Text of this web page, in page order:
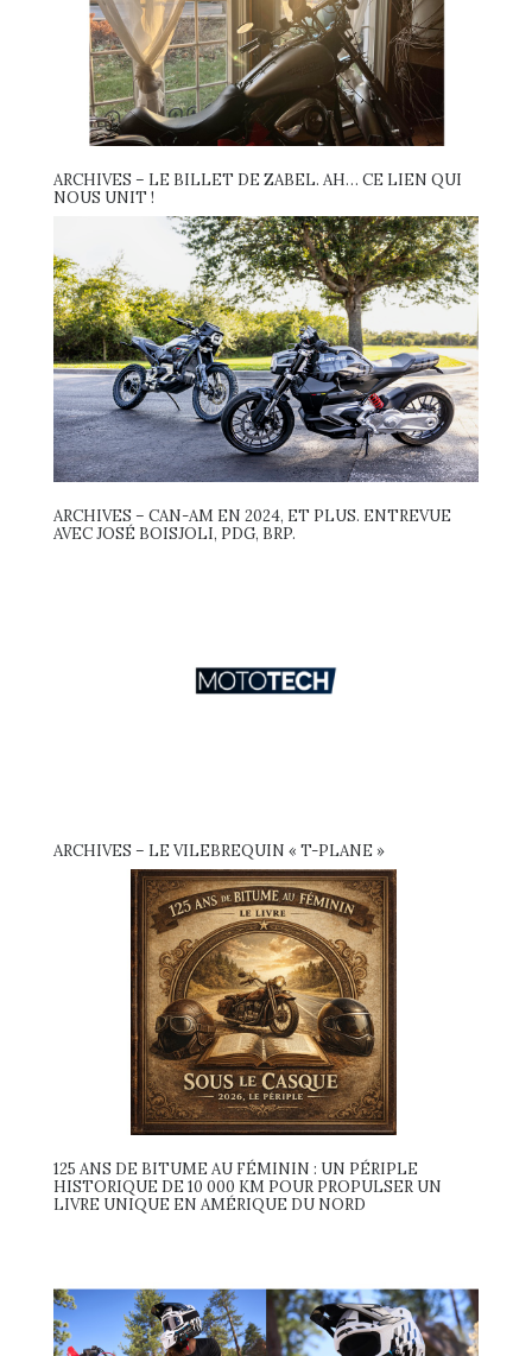
ARCHIVES – LE BILLET DE ZABEL. AH… CE LIEN QUI
NOUS UNIT !
ARCHIVES – CAN-AM EN 2024, ET PLUS. ENTREVUE
AVEC JOSÉ BOISJOLI, PDG, BRP.
ARCHIVES – LE VILEBREQUIN « T-PLANE »
125 ANS DE BITUME AU FÉMININ : UN PÉRIPLE
HISTORIQUE DE 10 000 KM POUR PROPULSER UN
LIVRE UNIQUE EN AMÉRIQUE DU NORD